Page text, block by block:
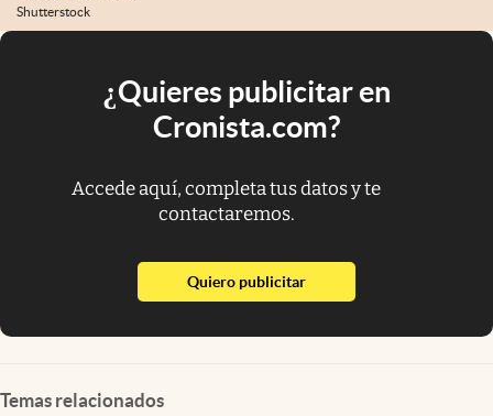
Shutterstock
¿Quieres publicitar en
Cronista.com?
Accede aquí, completa tus datos y te
contactaremos.
Quiero publicitarabre en nueva pestaña
Temas relacionados